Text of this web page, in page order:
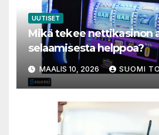
UUTISET
Mikä tekee nettikasinon
selaamisesta helppoa?
MAALIS 10, 2026 SUOMI